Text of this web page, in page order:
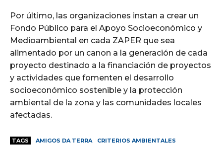
Por último, las organizaciones instan a crear un
Fondo Público para el Apoyo Socioeconómico y
Medioambiental en cada ZAPER que sea
alimentado por un canon a la generación de cada
proyecto destinado a la financiación de proyectos
y actividades que fomenten el desarrollo
socioeconómico sostenible y la protección
ambiental de la zona y las comunidades locales
afectadas.
TAGS AMIGOS DA TERRA
CRITERIOS AMBIENTALES